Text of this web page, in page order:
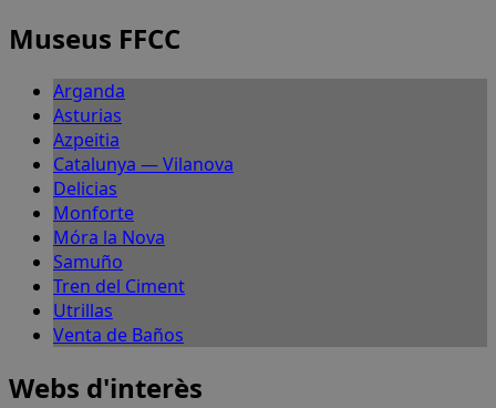
Museus FFCC
Arganda
Asturias
Azpeitia
Catalunya — Vilanova
Delicias
Monforte
Móra la Nova
Samuño
Tren del Ciment
Utrillas
Venta de Baños
Webs d'interès